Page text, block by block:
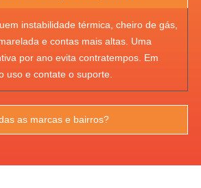
instabilidade térmica, cheiro de gás,
e contas mais altas. Uma
por ano evita contratempos. Em
uso e contate o suporte.
as marcas e bairros?